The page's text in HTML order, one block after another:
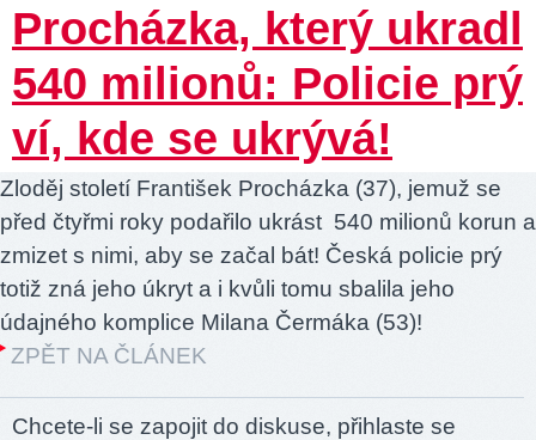
Procházka, který ukradl
540 milionů: Policie prý
ví, kde se ukrývá!
Zloděj století František Procházka (37), jemuž se
před čtyřmi roky podařilo ukrást 540 milionů korun a
zmizet s nimi, aby se začal bát! Česká policie prý
totiž zná jeho úkryt a i kvůli tomu sbalila jeho
údajného komplice Milana Čermáka (53)!
ZPĚT NA ČLÁNEK
Chcete-li se zapojit do diskuse, přihlaste se